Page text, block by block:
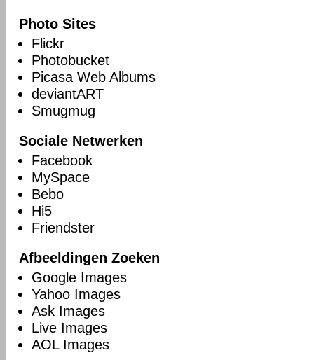
Photo Sites
Flickr
Photobucket
Picasa Web Albums
deviantART
Smugmug
Sociale Netwerken
Facebook
MySpace
Bebo
Hi5
Friendster
Afbeeldingen Zoeken
Google Images
Yahoo Images
Ask Images
Live Images
AOL Images